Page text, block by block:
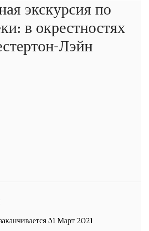
экскурсия по
в окрестностях
Лэйн
31 Март 2021